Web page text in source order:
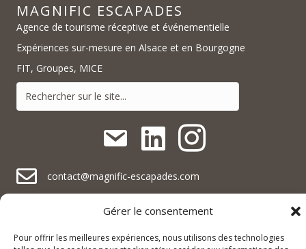
Gérer le consentement
Pour offrir les meilleures expériences, nous utilisons des technologies
MAGNIFIC ESCAPADES
Agence de tourisme réceptive et événementielle
Expériences sur-mesure en Alsace et en Bourgogne
FIT, Groupes, MICE
contact@magnific-escapades.com
contact@magnific-escapades.com
contact@magnific-escapades.com
+33 (0)3 67 47 47 47
16A rue du Général Baegert | 67210 Obernai, France